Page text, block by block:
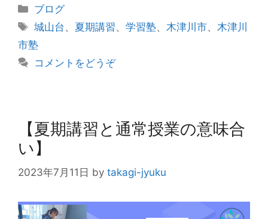
カ
テ
リ
ー
ブログ
タ
グ
城山台 、 夏期講習、学習塾、木津川市、木津川
市塾
コメントをどうぞ
【夏期講習と通常授業の意味合
い】
2023年7月11日 by takagi-jyuku